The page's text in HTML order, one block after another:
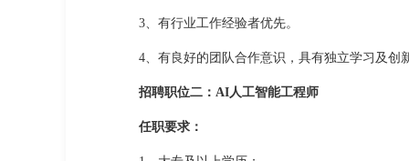
3、有行业工作经验者优先。
4、有良好的团队合作意识，具有独立学习及创
招聘职位二：AI人工智能工程师
任职要求：